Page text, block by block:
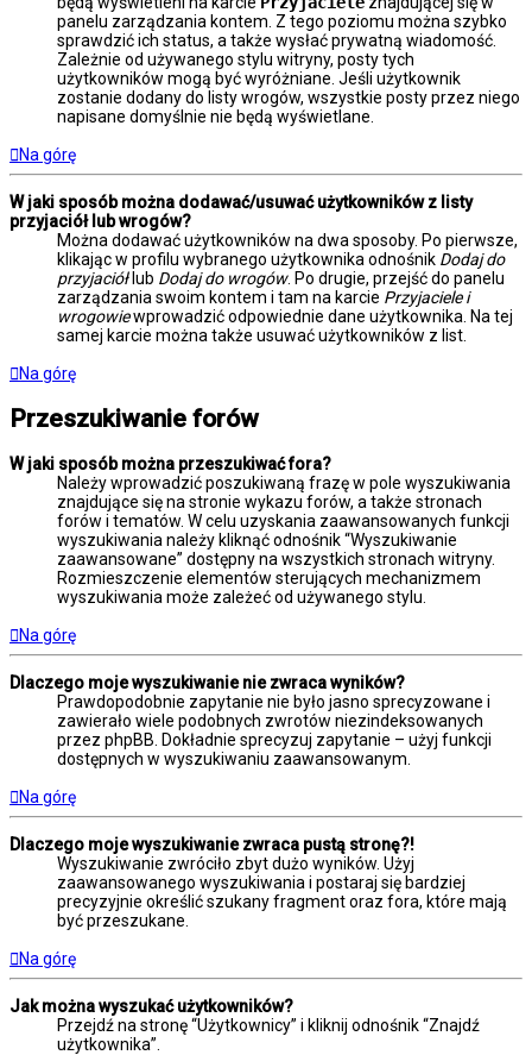
panelu zarządzania kontem. Z tego poziomu można szybko
sprawdzić ich status, a także wysłać prywatną wiadomość.
Zależnie od używanego stylu witryny, posty tych
użytkowników mogą być wyróżniane. Jeśli użytkownik
zostanie dodany do listy wrogów, wszystkie posty przez niego
napisane domyślnie nie będą wyświetlane.
Na górę
W jaki sposób można dodawać/usuwać użytkowników z listy
przyjaciół lub wrogów?
Można dodawać użytkowników na dwa sposoby. Po pierwsze,
klikając w profilu wybranego użytkownika odnośnik Dodaj do
przyjaciółlub Dodaj do wrogów. Po drugie, przejść do panelu
zarządzania swoim kontem i tam na karcie Przyjaciele i
wrogowiewprowadzić odpowiednie dane użytkownika. Na tej
samej karcie można także usuwać użytkowników z list.
Na górę
Przeszukiwanie forów
W jaki sposób można przeszukiwać fora?
Należy wprowadzić poszukiwaną frazę w pole wyszukiwania
znajdujące się na stronie wykazu forów, a także stronach
forów i tematów. W celu uzyskania zaawansowanych funkcji
wyszukiwania należy kliknąć odnośnik “Wyszukiwanie
zaawansowane” dostępny na wszystkich stronach witryny.
Rozmieszczenie elementów sterujących mechanizmem
wyszukiwania może zależeć od używanego stylu.
Na górę
Dlaczego moje wyszukiwanie nie zwraca wyników?
Prawdopodobnie zapytanie nie było jasno sprecyzowane i
zawierało wiele podobnych zwrotów niezindeksowanych
przez phpBB. Dokładnie sprecyzuj zapytanie – użyj funkcji
dostępnych w wyszukiwaniu zaawansowanym.
Na górę
Dlaczego moje wyszukiwanie zwraca pustą stronę?!
Wyszukiwanie zwróciło zbyt dużo wyników. Użyj
zaawansowanego wyszukiwania i postaraj się bardziej
precyzyjnie określić szukany fragment oraz fora, które mają
być przeszukane.
Na górę
Jak można wyszukać użytkowników?
Przejdź na stronę “Użytkownicy” i kliknij odnośnik “Znajdź
użytkownika”.